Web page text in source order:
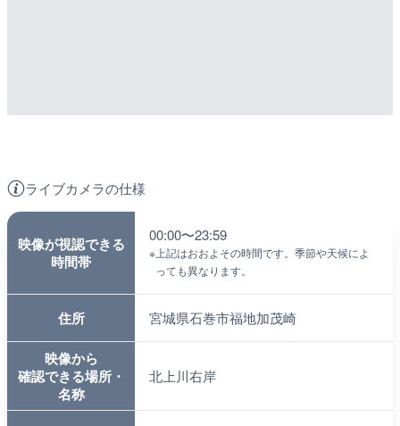
ライブカメラの仕様
映像が視認できる
時間帯
00:00〜23:59
※ 上記はおおよその時間です。季節や天候によ
っても異なります。
住所 宮城県石巻市福地加茂崎
映像から
確認できる場所・
名称
北上川右岸